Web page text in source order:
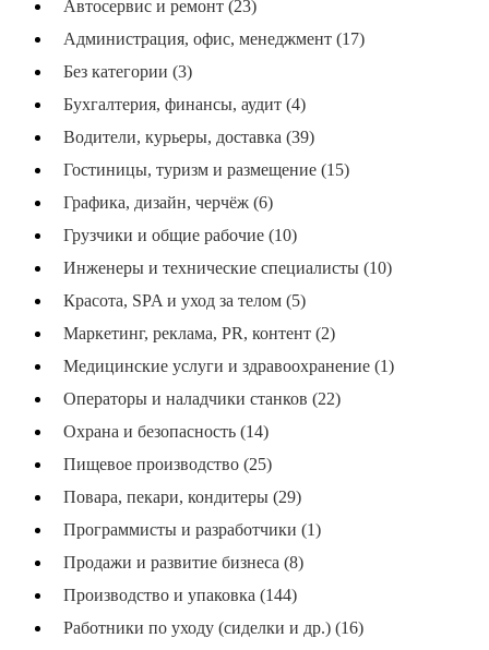
Автосервис и ремонт (23)
Администрация, офис, менеджмент (17)
Без категории (3)
Бухгалтерия, финансы, аудит (4)
Водители, курьеры, доставка (39)
Гостиницы, туризм и размещение (15)
Графика, дизайн, черчёж (6)
Грузчики и общие рабочие (10)
Инженеры и технические специалисты (10)
Красота, SPA и уход за телом (5)
Маркетинг, реклама, PR, контент (2)
Медицинские услуги и здравоохранение (1)
Операторы и наладчики станков (22)
Охрана и безопасность (14)
Пищевое производство (25)
Повара, пекари, кондитеры (29)
Программисты и разработчики (1)
Продажи и развитие бизнеса (8)
Производство и упаковка (144)
Работники по уходу (сиделки и др.) (16)